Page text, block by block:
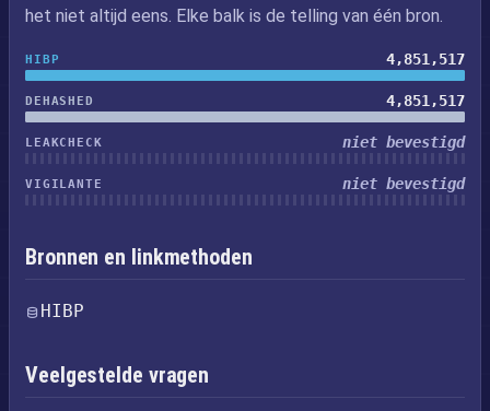
het niet altijd eens. Elke balk is de telling van één bron.
HIBP 4,851,517
DEHASHED 4,851,517
LEAKCHECK niet bevestigd
VIGILANTE niet bevestigd
Bronnen en linkmethoden
HIBP
Veelgestelde vragen